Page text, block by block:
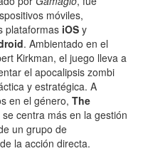
móviles,
plataformas iOS y
. Ambientado en el
Kirkman, el juego lleva a
el apocalipsis zombi
y estratégica. A
en el género,The
se centra más en la gestión
un grupo de
la acción directa.